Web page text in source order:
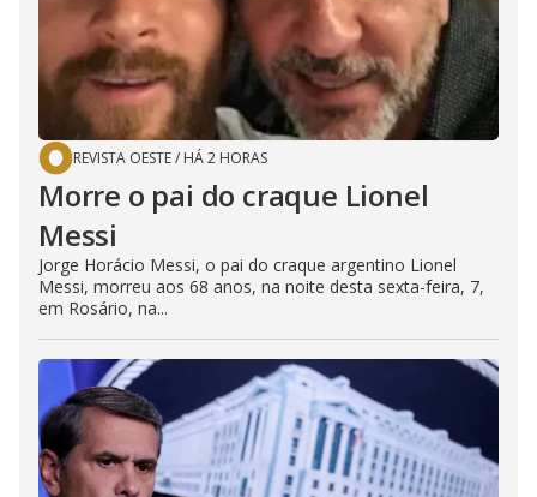
REVISTA OESTE/ HÁ 2 HORAS
Morre o pai do craque Lionel
Messi
Jorge Horácio Messi, o pai do craque argentino Lionel
Messi, morreu aos 68 anos, na noite desta sexta-feira, 7,
em Rosário, na...